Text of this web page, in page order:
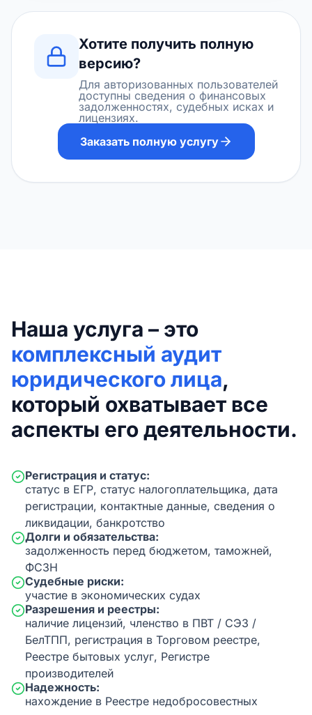
Хотите получить полную
версию?
Для авторизованных пользователей
доступны сведения о финансовых
задолженностях, судебных исках и
лицензиях.
Заказать полную услугу
Наша услуга – это
комплексный аудит
юридического лица,
который охватывает все
аспекты его деятельности.
Регистрация и статус:
статус в ЕГР, статус налогоплательщика, дата
регистрации, контактные данные, сведения о
ликвидации, банкротство
Долги и обязательства:
задолженность перед бюджетом, таможней,
ФСЗН
Судебные риски:
участие в экономических судах
Разрешения и реестры:
наличие лицензий, членство в ПВТ / СЭЗ /
БелТПП, регистрация в Торговом реестре,
Реестре бытовых услуг, Регистре
производителей
Надежность:
нахождение в Реестре недобросовестных